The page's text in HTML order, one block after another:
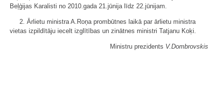
Beļģijas Karalisti no 2010.gada 21.jūnija līdz 22.jūnijam.
2. Ārlietu ministra A.Roņa prombūtnes laikā par ārlietu ministra
vietas izpildītāju iecelt izglītības un zinātnes ministri Tatjanu Koķi.
Ministru prezidents V.Dombrovskis